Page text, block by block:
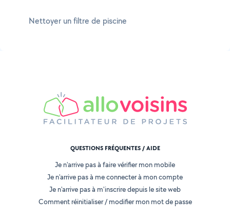
Nettoyer un filtre de piscine
QUESTIONS FRÉQUENTES / AIDE
Je n'arrive pas à faire vérifier mon mobile
Je n'arrive pas à me connecter à mon compte
Je n'arrive pas à m'inscrire depuis le site web
Comment réinitialiser / modifier mon mot de passe